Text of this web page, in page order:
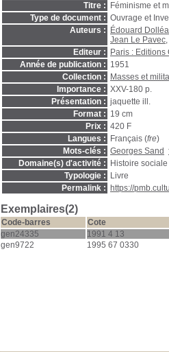
Titre :
Féminisme et
Type de document : Ouvrage et
Auteurs :
Édouard
Jean Le Pavec
Editeur :
Paris : Editions
Année de publication : 1951
Collection :
Masses et
Importance : XXV-180 p.
Présentation : jaquette ill.
Format : 19 cm
Prix : 420 F
Langues :
Français (fre)
Mots-clés : Georges Sand
Domaine(s) d'activité :
Histoire sociale
Typologie :
Livre
Permalink :
https://
Exemplaires(2)
Code-barres
Cote
gen24335
1991 4 13
gen9722
1995 67 0330